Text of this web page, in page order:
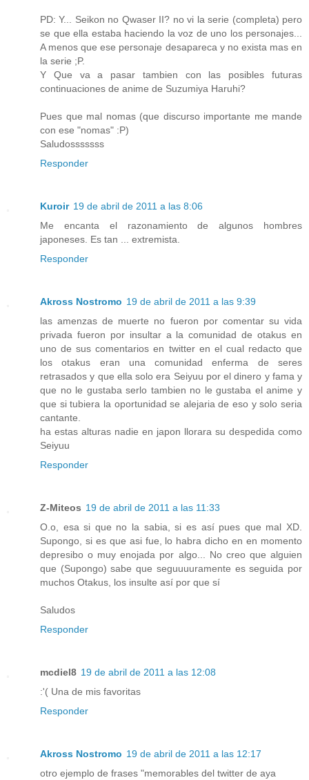
PD: Y... Seikon no Qwaser II? no vi la serie (completa) pero
se que ella estaba haciendo la voz de uno los personajes...
A menos que ese personaje desapareca y no exista mas en
la serie ;P.
Y Que va a pasar tambien con las posibles futuras
continuaciones de anime de Suzumiya Haruhi?
Pues que mal nomas (que discurso importante me mande
con ese "nomas" :P)
Saludosssssss
Responder
Kuroir 19 de abril de 2011 a las 8:06
Me encanta el razonamiento de algunos hombres
japoneses. Es tan ... extremista.
Responder
Akross Nostromo 19 de abril de 2011 a las 9:39
las amenzas de muerte no fueron por comentar su vida
privada fueron por insultar a la comunidad de otakus en
uno de sus comentarios en twitter en el cual redacto que
los otakus eran una comunidad enferma de seres
retrasados y que ella solo era Seiyuu por el dinero y fama y
que no le gustaba serlo tambien no le gustaba el anime y
que si tubiera la oportunidad se alejaria de eso y solo seria
cantante.
ha estas alturas nadie en japon llorara su despedida como
Seiyuu
Responder
Z-Miteos 19 de abril de 2011 a las 11:33
O.o, esa si que no la sabia, si es así pues que mal XD.
Supongo, si es que asi fue, lo habra dicho en en momento
depresibo o muy enojada por algo... No creo que alguien
que (Supongo) sabe que seguuuuramente es seguida por
muchos Otakus, los insulte así por que sí
Saludos
Responder
mcdiel8 19 de abril de 2011 a las 12:08
:'( Una de mis favoritas
Responder
Akross Nostromo 19 de abril de 2011 a las 12:17
otro ejemplo de frases "memorables del twitter de aya